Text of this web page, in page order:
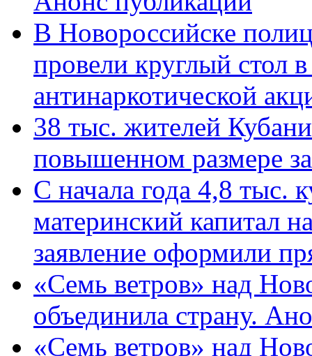
В Новороссийске
провели круглый стол
антинаркотической
38 тыс. жителей
повышенном размере
С начала года 4,8 тыс.
материнский капитал
заявление оформили
«Семь ветров» над
объединила страну.
«Семь ветров» над